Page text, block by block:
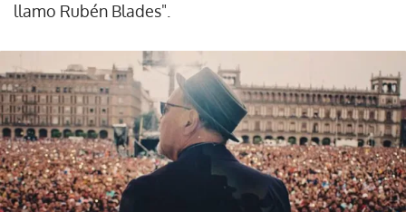
llamo Rubén Blades".